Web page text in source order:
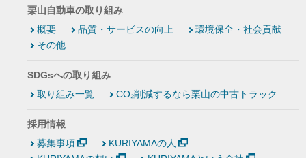
栗山自動車の取り組み
概要
品質・サービスの向上
環境保全・社会貢献
その他
SDGsへの取り組み
取り組み一覧
CO₂削減するなら栗山の中古トラック
採用情報
募集事項
KURIYAMAの人